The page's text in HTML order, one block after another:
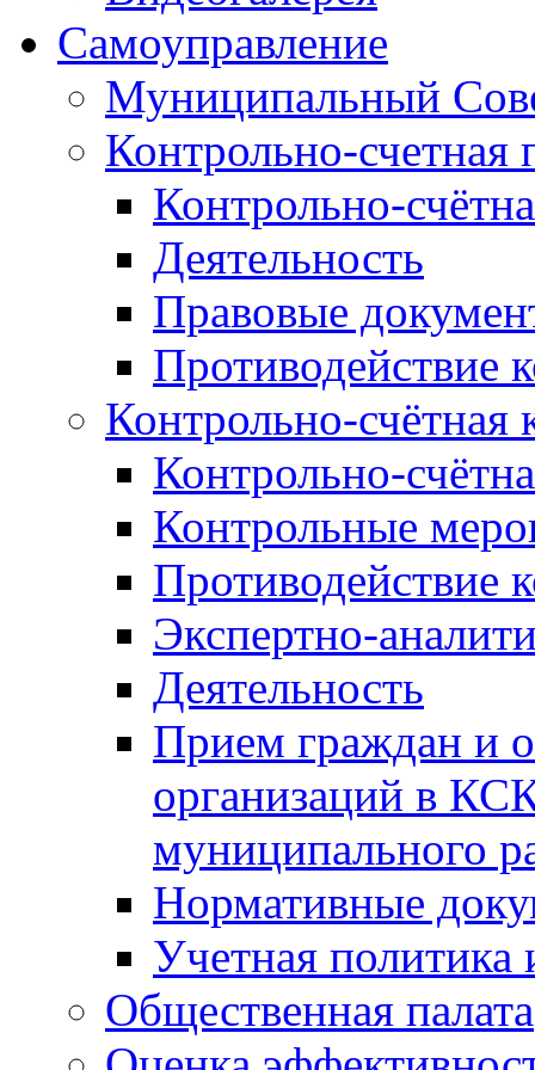
Самоуправление
Муниципальный
Контрольно-счетная
Контрольно-
Деятельность
Правовые
Противодействие
Контрольно-счётная
Контрольно-
Контрольные
Противодействие
Экспертно-
Деятельность
Прием граждан и
организаций в
муниципального
Нормативные
Учетная политика
Общественная палата